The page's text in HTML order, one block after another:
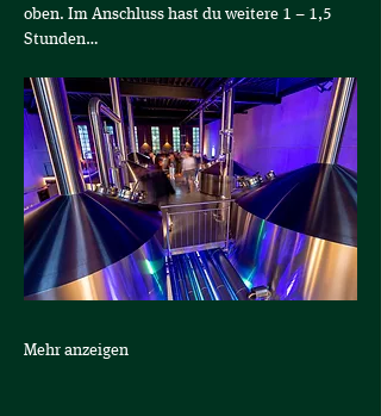
oben. Im Anschluss hast du weitere 1 – 1,5
Stunden…
Mehr anzeigen